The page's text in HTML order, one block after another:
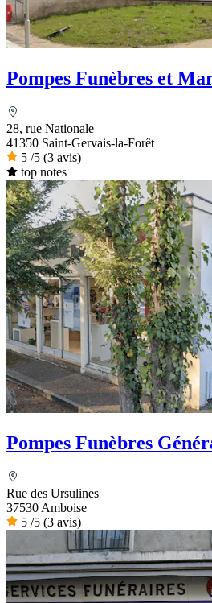
Pompes Funèbres et
28, rue Nationale
41350 Saint-Gervais-la-Forêt
5 /5 (3 avis)
top notes
Pompes Funèbres
Rue des Ursulines
37530 Amboise
5 /5 (3 avis)